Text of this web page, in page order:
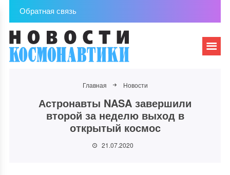
Обратная связь
Главная Новости
Астронавты NASA завершили
второй за неделю выход в
открытый космос
21.07.2020